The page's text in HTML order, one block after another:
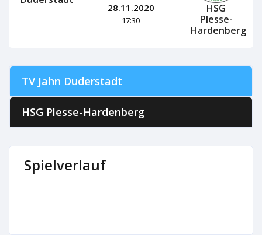
28.11.2020
17:30
HSG
Plesse-
Hardenberg
TV Jahn Duderstadt
HSG Plesse-Hardenberg
Spielverlauf